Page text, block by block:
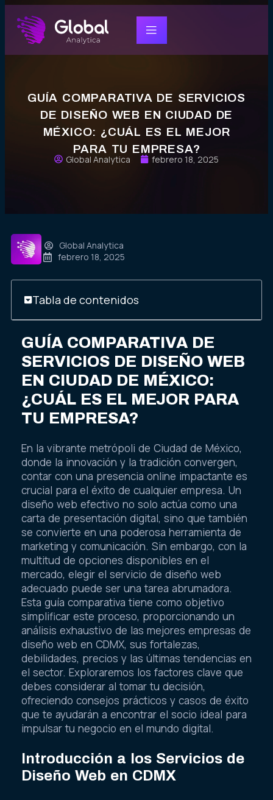
GUÍA COMPARATIVA DE SERVICIOS
DE DISEÑO WEB EN CIUDAD DE
MÉXICO: ¿CUÁL ES EL MEJOR
PARA TU EMPRESA?
Global Analytica febrero 18, 2025
Global Analytica
febrero 18, 2025
Tabla de contenidos
GUÍA COMPARATIVA DE
SERVICIOS DE DISEÑO WEB
EN CIUDAD DE MÉXICO:
¿CUÁL ES EL MEJOR PARA
TU EMPRESA?
En la vibrante metrópoli de Ciudad de México,
donde la innovación y la tradición convergen,
contar con una presencia online impactante es
crucial para el éxito de cualquier empresa. Un
diseño web efectivo no solo actúa como una
carta de presentación digital, sino que también
se convierte en una poderosa herramienta de
marketing y comunicación. Sin embargo, con la
multitud de opciones disponibles en el
mercado, elegir el servicio de diseño web
adecuado puede ser una tarea abrumadora.
Esta guía comparativa tiene como objetivo
simplificar este proceso, proporcionando un
análisis exhaustivo de las mejores empresas de
diseño web en CDMX, sus fortalezas,
debilidades, precios y las últimas tendencias en
el sector. Exploraremos los factores clave que
debes considerar al tomar tu decisión,
ofreciendo consejos prácticos y casos de éxito
que te ayudarán a encontrar el socio ideal para
impulsar tu negocio en el mundo digital.
Introducción a los Servicios de
Diseño Web en CDMX